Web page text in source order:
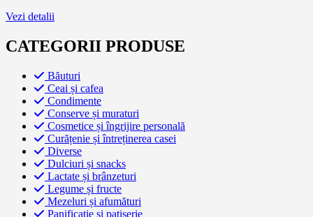
Vezi detalii
CATEGORII PRODUSE
Băuturi
Ceai și cafea
Condimente
Conserve și muraturi
Cosmetice și îngrijire personală
Curățenie și întreținerea casei
Diverse
Dulciuri și snacks
Lactate și brânzeturi
Legume și fructe
Mezeluri și afumături
Panificație si patiserie